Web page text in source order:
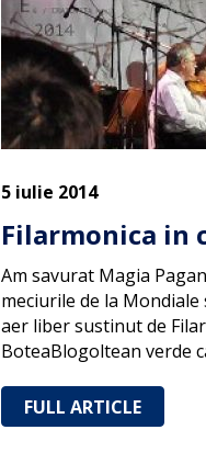
5 iulie 2014
Filarmonica in
Am savurat Magia
meciurile de la
aer liber sustinut de
BoteaBlogoltean verde
FULL ARTICLE